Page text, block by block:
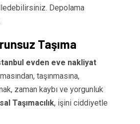
Depolama
Taşıma
evden eve nakliyat
taşınmasına,
zaman kaybı ve yorgunluk
Taşımacılık, işini ciddiyetle